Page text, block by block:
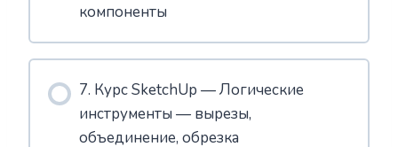
компоненты
7. Курс SketchUp — Логические
инструменты — вырезы,
объединение, обрезка